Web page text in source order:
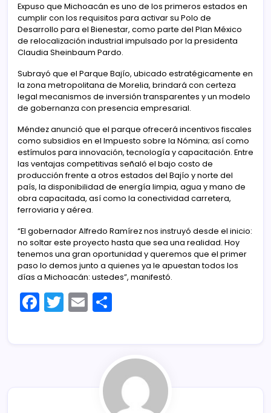
Expuso que Michoacán es uno de los primeros estados en
cumplir con los requisitos para activar su Polo de
Desarrollo para el Bienestar, como parte del Plan México
de relocalización industrial impulsado por la presidenta
Claudia Sheinbaum Pardo.
Subrayó que el Parque Bajío, ubicado estratégicamente en
la zona metropolitana de Morelia, brindará con certeza
legal mecanismos de inversión transparentes y un modelo
de gobernanza con presencia empresarial.
Méndez anunció que el parque ofrecerá incentivos fiscales
como subsidios en el Impuesto sobre la Nómina; así como
estímulos para innovación, tecnología y capacitación. Entre
las ventajas competitivas señaló el bajo costo de
producción frente a otros estados del Bajío y norte del
país, la disponibilidad de energía limpia, agua y mano de
obra capacitada, así como la conectividad carretera,
ferroviaria y aérea.
“El gobernador Alfredo Ramírez nos instruyó desde el inicio:
no soltar este proyecto hasta que sea una realidad. Hoy
tenemos una gran oportunidad y queremos que el primer
paso lo demos junto a quienes ya le apuestan todos los
días a Michoacán: ustedes”, manifestó.
F
a
T
w
E
m
p
ar
tir